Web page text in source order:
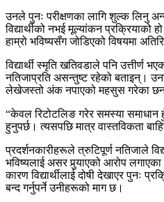
उनले पुनः परीक्षणका लागि शुल्क लिनु
विद्यार्थीको नभई मूल्यांकन प्रक्रियाको
हाम्रो भविष्यसँग जोडिएको विषयमा
विद्यार्थी स्मृति खतिवडाले पनि उत्तीर्ण
नतिजाप्रति असन्तुष्ट रहेको बताइन्।
लेखेजस्तो अंक नपाएको महसुस गरेका
“केवल रिटोटलिङ गरेर समस्या समाधान
हुनुपर्छ। त्यसपछि मात्र वास्तविकता
प्रदर्शनकारीहरूले त्रुटिपूर्ण नतिजाले
भविष्यलाई असर पुर्‍याएको आरोप
कारण विद्यार्थीलाई दोषी देखाएर पुनः
बन्द गर्नुपर्ने उनीहरूको माग छ।